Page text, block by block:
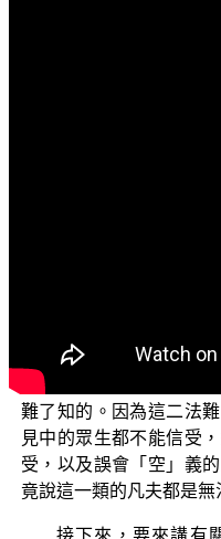
在哪裡？祂很難了知，
既然是自性清淨的，為
難了知的。因為這二法
見中的眾生都不能信受
受，以及誤會「空」義
竟說這一類的凡夫都是無
接下來，要來講有